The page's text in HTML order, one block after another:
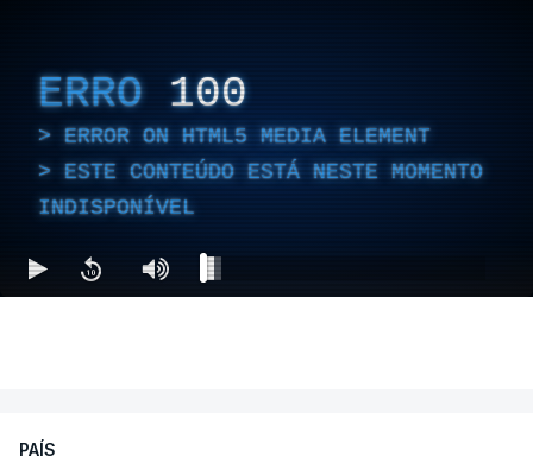
ERRO 100
ERROR ON HTML5 MEDIA ELEMENT
ESTE CONTEÚDO ESTÁ NESTE MOMENTO
INDISPONÍVEL
PAÍS